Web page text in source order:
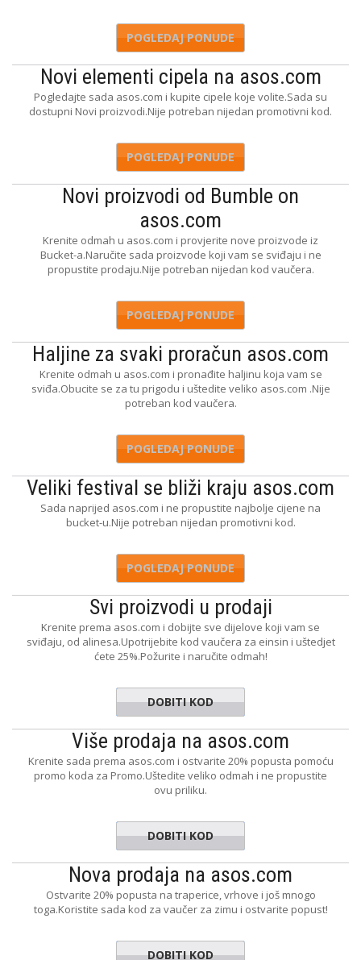
POGLEDAJ PONUDE
Novi elementi cipela na asos.com
Pogledajte sada asos.com i kupite cipele koje volite.Sada su
dostupni Novi proizvodi.Nije potreban nijedan promotivni kod.
POGLEDAJ PONUDE
Novi proizvodi od Bumble on
asos.com
Krenite odmah u asos.com i provjerite nove proizvode iz
Bucket-a.Naručite sada proizvode koji vam se sviđaju i ne
propustite prodaju.Nije potreban nijedan kod vaučera.
POGLEDAJ PONUDE
Haljine za svaki proračun asos.com
Krenite odmah u asos.com i pronađite haljinu koja vam se
sviđa.Obucite se za tu prigodu i uštedite veliko asos.com .Nije
potreban kod vaučera.
POGLEDAJ PONUDE
Veliki festival se bliži kraju asos.com
Sada naprijed asos.com i ne propustite najbolje cijene na
bucket-u.Nije potreban nijedan promotivni kod.
POGLEDAJ PONUDE
Svi proizvodi u prodaji
Krenite prema asos.com i dobijte sve dijelove koji vam se
sviđaju, od alinesa.Upotrijebite kod vaučera za einsin i uštedjet
ćete 25%.Požurite i naručite odmah!
OMETEAM
DOBITI KOD
Više prodaja na asos.com
Krenite sada prema asos.com i ostvarite 20% popusta pomoću
promo koda za Promo.Uštedite veliko odmah i ne propustite
ovu priliku.
ORESALE
DOBITI KOD
Nova prodaja na asos.com
Ostvarite 20% popusta na traperice, vrhove i još mnogo
toga.Koristite sada kod za vaučer za zimu i ostvarite popust!
NEWFIT
DOBITI KOD